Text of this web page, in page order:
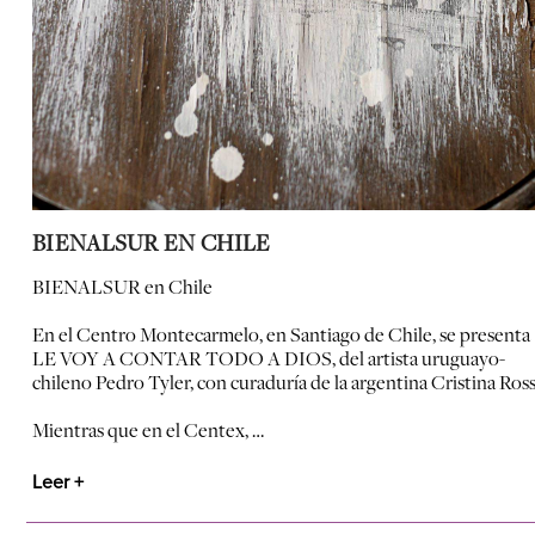
BIENALSUR EN CHILE
BIENALSUR en Chile
En el Centro Montecarmelo, en Santiago de Chile, se presenta
LE VOY A CONTAR TODO A DIOS, del artista uruguayo-
chileno Pedro Tyler, con curaduría de la argentina Cristina
Mientras que en el Centex, …
Leer +